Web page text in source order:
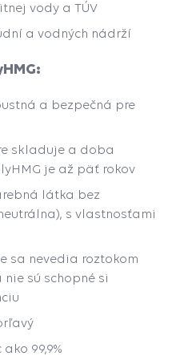
vody a TÚV
a vodných nádrží
a bezpečná pre
skladuje a doba
je až päť rokov
látka bez
s vlastnosťami
sa nevedia roztokom
sú schopné si
99,9%